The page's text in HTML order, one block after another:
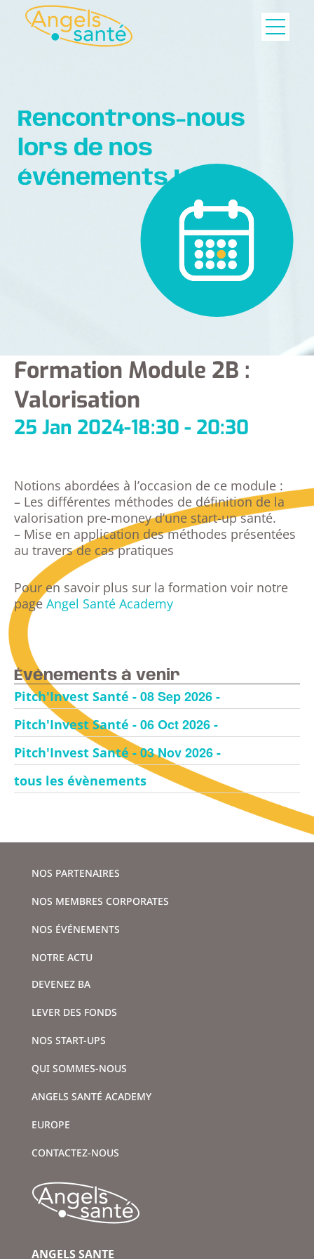
Rencontrons-nous
lors de nos
événements !
Formation Module 2B :
Valorisation
25 Jan 2024-18:30 - 20:30
Notions abordées à l’occasion de ce module :
– Les différentes méthodes de définition de la
valorisation pre-money d’une start-up santé.
– Mise en application des méthodes présentées
au travers de cas pratiques
Pour en savoir plus sur la formation voir notre
page Angel Santé Academy
Évènements à venir
Pitch'Invest Santé - 08 Sep 2026 -
Pitch'Invest Santé - 06 Oct 2026 -
Pitch'Invest Santé - 03 Nov 2026 -
tous les évènements
NOS PARTENAIRES
NOS MEMBRES CORPORATES
NOS ÉVÉNEMENTS
NOTRE ACTU
DEVENEZ BA
LEVER DES FONDS
NOS START-UPS
QUI SOMMES-NOUS
ANGELS SANTÉ ACADEMY
EUROPE
CONTACTEZ-NOUS
ANGELS SANTE